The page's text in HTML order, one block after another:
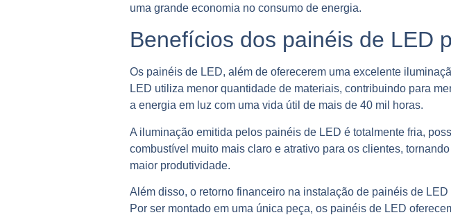
uma grande economia no consumo de energia.
Benefícios dos painéis de LED
Os painéis de LED, além de oferecerem uma excelente
LED utiliza menor quantidade de materiais, contribuindo para
a energia em luz com uma vida útil de mais de 40 mil horas.
A iluminação emitida pelos painéis de LED é totalmente fria,
combustível muito mais claro e atrativo para os clientes,
maior produtividade.
Além disso, o retorno financeiro na instalação de painéis de
Por ser montado em uma única peça, os painéis de LED